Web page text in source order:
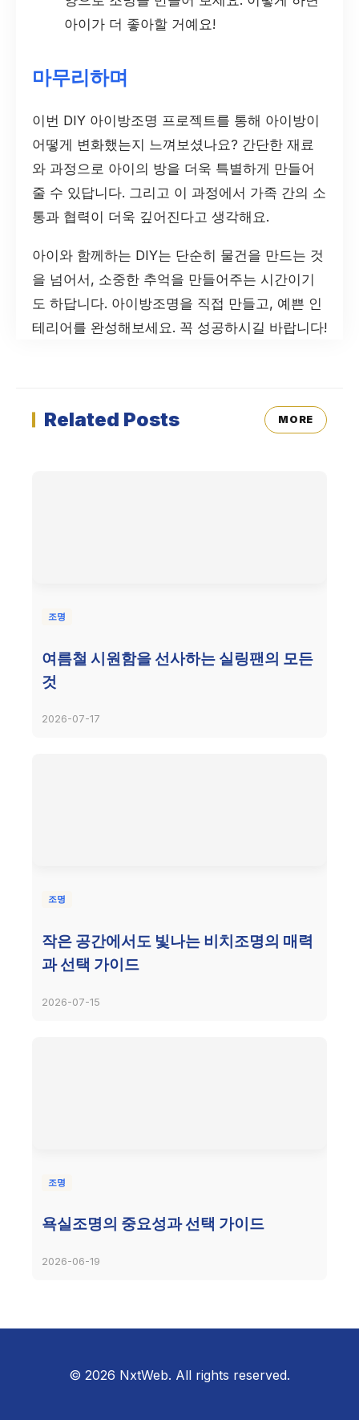
아이가 더 좋아할 거예요!
마무리하며
이번 DIY 아이방조명 프로젝트를 통해 아이방이
어떻게 변화했는지 느껴보셨나요? 간단한 재료
와 과정으로 아이의 방을 더욱 특별하게 만들어
줄 수 있답니다. 그리고 이 과정에서 가족 간의 소
통과 협력이 더욱 깊어진다고 생각해요.
아이와 함께하는 DIY는 단순히 물건을 만드는 것
을 넘어서, 소중한 추억을 만들어주는 시간이기
도 하답니다. 아이방조명을 직접 만들고, 예쁜 인
테리어를 완성해보세요. 꼭 성공하시길 바랍니다!
Related Posts MORE
조명
여름철 시원함을 선사하는 실링팬의 모든
것
2026-07-17
조명
작은 공간에서도 빛나는 비치조명의 매력
과 선택 가이드
2026-07-15
조명
욕실조명의 중요성과 선택 가이드
2026-06-19
© 2026 NxtWeb. All rights reserved.